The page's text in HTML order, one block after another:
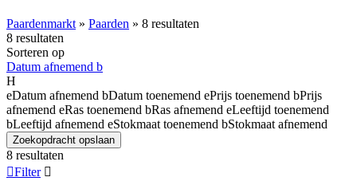
Paardenmarkt » Paarden » 8 resultaten
8 resultaten
Sorteren op
Datum afnemend b
H
eDatum afnemend bDatum toenemend ePrijs toenemend bPrijs
afnemend eRas toenemend bRas afnemend eLeeftijd toenemend
bLeeftijd afnemend eStokmaat toenemend bStokmaat afnemend
Zoekopdracht opslaan
8 resultaten
Filter 